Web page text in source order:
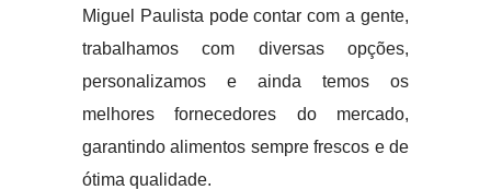
Miguel Paulista pode contar com a gente,
trabalhamos com diversas opções,
personalizamos e ainda temos os
melhores fornecedores do mercado,
garantindo alimentos sempre frescos e de
ótima qualidade.